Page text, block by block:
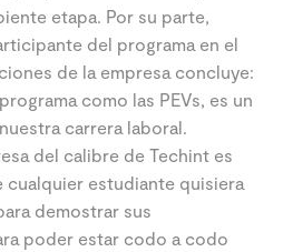
etapa. Por su parte,
del programa en el
de la empresa concluye:
como las PEVs, es un
carrera laboral.
del calibre de Techint es
cualquier estudiante quisiera
demostrar sus
poder estar codo a codo